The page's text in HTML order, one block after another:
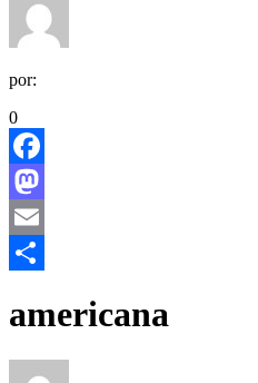
por:
0
Facebook
Mastodon
Email
americana